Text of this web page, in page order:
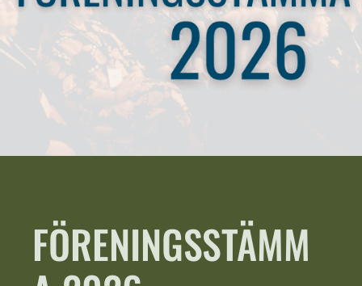
FÖRENINGSSTÄMM